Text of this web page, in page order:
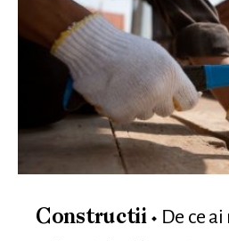
Constructii
De ce